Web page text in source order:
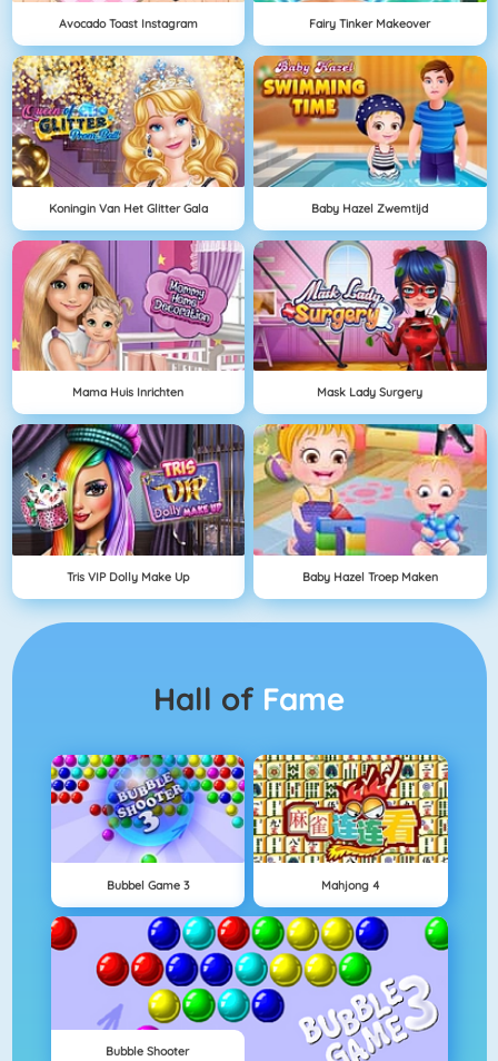
Avocado Toast Instagram Fairy Tinker Makeover
Koningin Van Het Glitter Gala Baby Hazel Zwemtijd
Mama Huis Inrichten Mask Lady Surgery
Tris VIP Dolly Make Up Baby Hazel Troep Maken
Hall of Fame
Bubbel Game 3 Mahjong 4
Bubble Shooter